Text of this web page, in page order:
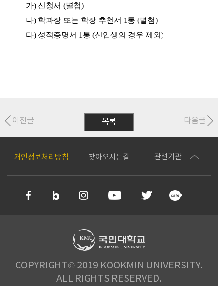
가) 신청서 (별첨)
나) 학과장 또는 학장 추천서 1 통 (별첨)
다) 성적증명서 1 통 (신입생의 경우 제외 )
목록
이전글 다음글
개인정보처리방침 찾아오시는길 관련기관
COPYRIGHT© 2019 KOOKMIN UNIVERSITY.
ALL RIGHTS RESERVED.